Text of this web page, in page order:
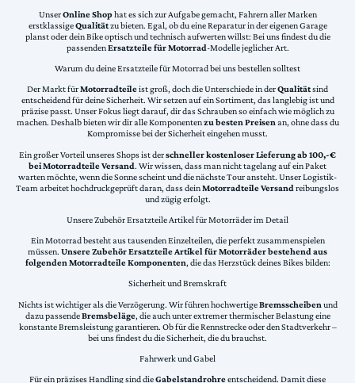
UnserOnline Shophat es sich zur Aufgabe gemacht, Fahrern aller Marken
erstklassigeQualitätzu bieten. Egal, ob du eine Reparatur in der eigenen Garage
planst oder dein Bike optisch und technisch aufwerten willst: Bei uns findest du die
passendenErsatzteile für Motorrad-Modelle jeglicher Art.
Warum du deine Ersatzteile für Motorrad bei uns bestellen solltest
Der Markt fürMotorradteileist groß, doch die Unterschiede in derQualitätsind
entscheidend für deine Sicherheit. Wir setzen auf ein Sortiment, das langlebig ist und
präzise passt. Unser Fokus liegt darauf, dir das Schrauben so einfach wie möglich zu
machen. Deshalb bieten wir dir alle Komponentenzu besten Preisenan, ohne dass du
Kompromisse bei der Sicherheit eingehen musst.
Ein großer Vorteil unseres Shops ist derschneller kostenloser Lieferung ab 100,-€
bei Motorradteile Versand. Wir wissen, dass man nicht tagelang auf ein Paket
warten möchte, wenn die Sonne scheint und die nächste Tour ansteht. Unser Logistik-
Team arbeitet hochdruckgeprüft daran, dass deinMotorradteile Versand reibungslos
und zügig erfolgt.
Unsere Zubehör Ersatzteile Artikel für Motorräder im Detail
Ein Motorrad besteht aus tausenden Einzelteilen, die perfekt zusammenspielen
müssen. Unsere Zubehör Ersatzteile Artikel für Motorräder bestehend aus
folgenden Motorradteile Komponenten, die das Herzstück deines Bikes bilden:
Sicherheit und Bremskraft
Nichts ist wichtiger als die Verzögerung. Wir führen hochwertigeBremsscheiben und
dazu passendeBremsbeläge, die auch unter extremer thermischer Belastung eine
konstante Bremsleistung garantieren. Ob für die Rennstrecke oder den Stadtverkehr –
bei uns findest du die Sicherheit, die du brauchst.
Fahrwerk und Gabel
Für ein präzises Handling sind dieGabelstandrohreentscheidend. Damit diese